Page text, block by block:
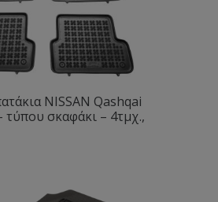
NISSAN Qashqai
τύπου σκαφάκι – 4τμχ.,